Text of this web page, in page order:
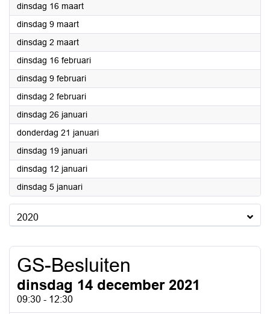
dinsdag 16 maart2021
dinsdag 9 maart2021
dinsdag 2 maart2021
dinsdag 16 februari2021
dinsdag 9 februari2021
dinsdag 2 februari2021
dinsdag 26 januari2021
donderdag 21 januari2021
dinsdag 19 januari2021
dinsdag 12 januari2021
dinsdag 5 januari2021
2020
GS-Besluiten
dinsdag 14 december 2021
09:30 - 12:30